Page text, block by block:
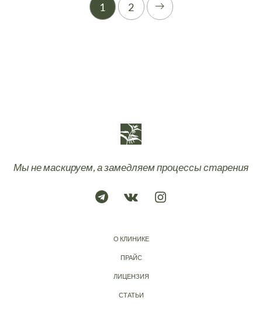
1 2
Мы не маскируем, а замедляем процессы старения
О КЛИНИКЕ
ПРАЙС
ЛИЦЕНЗИЯ
СТАТЬИ